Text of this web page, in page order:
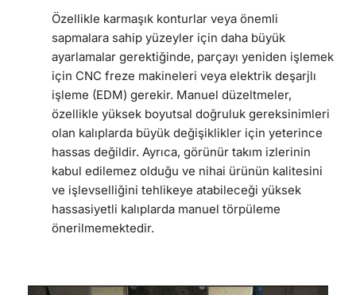
Özellikle karmaşık konturlar veya önemli
sapmalara sahip yüzeyler için daha büyük
ayarlamalar gerektiğinde, parçayı yeniden işlemek
için CNC freze makineleri veya elektrik deşarjlı
işleme (EDM) gerekir. Manuel düzeltmeler,
özellikle yüksek boyutsal doğruluk gereksinimleri
olan kalıplarda büyük değişiklikler için yeterince
hassas değildir. Ayrıca, görünür takım izlerinin
kabul edilemez olduğu ve nihai ürünün kalitesini
ve işlevselliğini tehlikeye atabileceği yüksek
hassasiyetli kalıplarda manuel törpüleme
önerilmemektedir.